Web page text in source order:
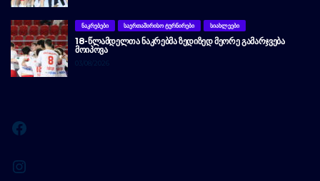
ᲜᲐᲙᲠᲔᲑᲔᲑᲘ ᲡᲐᲔᲠᲗᲐᲨᲘᲠᲘᲡᲝ ᲢᲣᲠᲜᲘᲠᲔᲑᲘ ᲡᲘᲐᲮᲚᲔᲔᲑᲘ
18-ᲬᲚᲐᲛᲓᲔᲚᲗᲐ ᲜᲐᲙᲠᲔᲑᲛᲐ ᲖᲔᲓᲘᲖᲔᲓ ᲛᲔᲝᲠᲔ ᲒᲐᲛᲐᲠᲯᲕᲔᲑᲐ
ᲛᲝᲘᲞᲝᲕᲐ
03/08/2026
Facebook
Instagram